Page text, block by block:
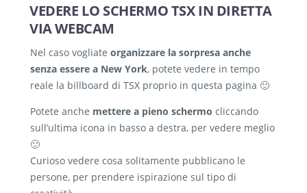
VEDERE LO SCHERMO TSX IN DIRETTA
VIA WEBCAM
Nel caso vogliate organizzare la sorpresa anche
senza essere a New York, potete vedere in tempo
reale la billboard di TSX proprio in questa pagina 🙂
Potete anche mettere a pieno schermo cliccando
sull’ultima icona in basso a destra, per vedere meglio
🙂
Curioso vedere cosa solitamente pubblicano le
persone, per prendere ispirazione sul tipo di